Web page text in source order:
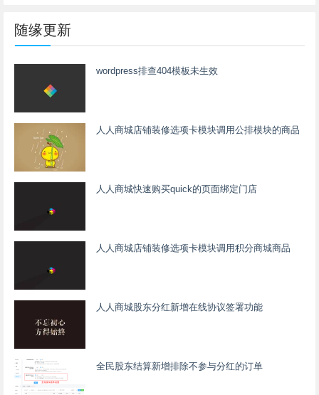
随缘更新
wordpress排查404模板未生效
人人商城店铺装修选项卡模块调用公排模块的商品
人人商城快速购买quick的页面绑定门店
人人商城店铺装修选项卡模块调用积分商城商品
人人商城股东分红新增在线协议签署功能
全民股东结算新增排除不参与分红的订单